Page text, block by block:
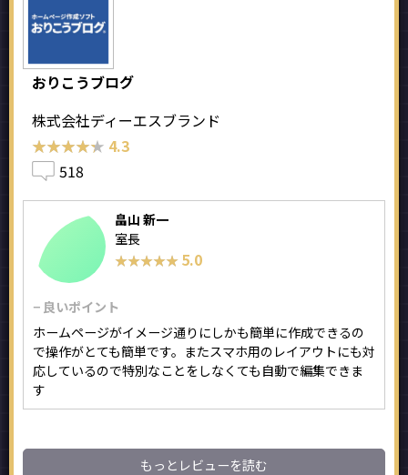
おりこうブログ
株式会社ディーエスブランド
★★★★★
★★★★★ 4.3
518
畠山 新一
室長
★★★★★
★★★★★ 5.0
− 良いポイント
ホームページがイメージ通りにしかも簡単に作成できるの
で操作がとても簡単です。またスマホ用のレイアウトにも対
応しているので特別なことをしなくても自動で編集できま
す
もっとレビューを読む